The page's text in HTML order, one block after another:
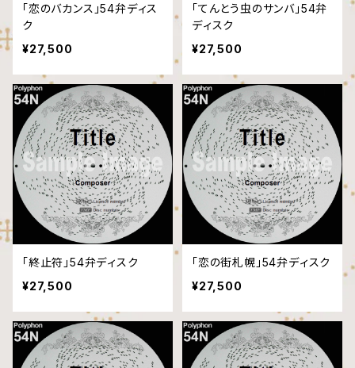
「恋のバカンス」54弁ディス
ク
¥27,500
「てんとう虫のサンバ」54弁
ディスク
¥27,500
「終止符」54弁ディスク
¥27,500
「恋の街札幌」54弁ディスク
¥27,500